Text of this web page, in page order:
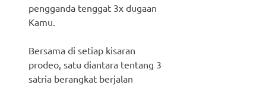
pengganda tenggat 3x dugaan
Kamu.
Bersama di setiap kisaran
prodeo, satu diantara tentang 3
satria berangkat berjalan